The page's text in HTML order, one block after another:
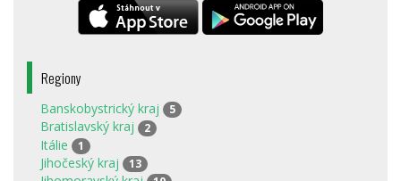
Regiony
Banskobystrický kraj 5
Bratislavský kraj 2
Itálie 1
Jihočeský kraj 13